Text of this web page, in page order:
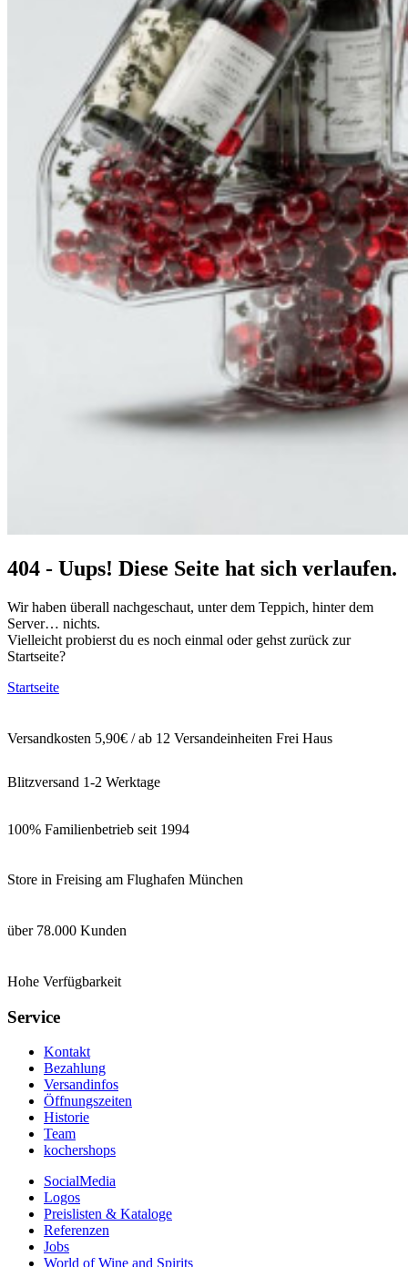
404 - Uups! Diese Seite hat sich verlaufen.
Wir haben überall nachgeschaut, unter dem Teppich, hinter dem
Server… nichts.
Vielleicht probierst du es noch einmal oder gehst zurück zur
Startseite?
Startseite
Versandkosten 5,90€ / ab 12 Versandeinheiten Frei Haus
Blitzversand 1-2 Werktage
100% Familienbetrieb seit 1994
Store in Freising am Flughafen München
über 78.000 Kunden
Hohe Verfügbarkeit
Service
Kontakt
Bezahlung
Versandinfos
Öffnungszeiten
Historie
Team
kochershops
SocialMedia
Logos
Preislisten & Kataloge
Referenzen
Jobs
World of Wine and Spirits